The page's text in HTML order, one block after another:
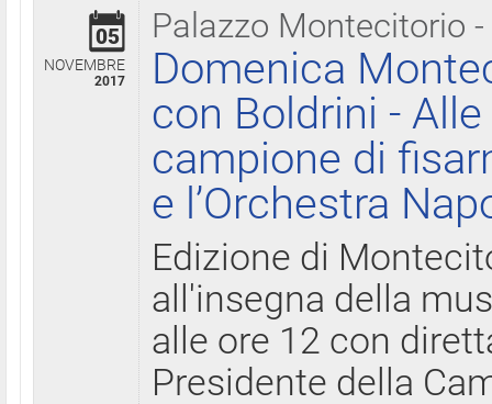
Palazzo Montecitorio
05
NOVEMBRE
2017
Domenica
con Boldrini -
campione di
e l’Orchestra
Edizione di
all'insegna della
alle ore 12 con
Presidente della